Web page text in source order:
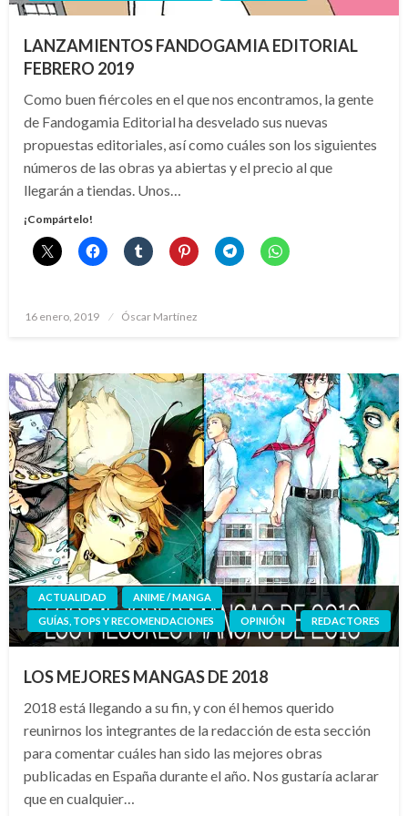
LANZAMIENTOS FANDOGAMIA EDITORIAL
FEBRERO 2019
Como buen fiércoles en el que nos encontramos, la gente
de Fandogamia Editorial ha desvelado sus nuevas
propuestas editoriales, así como cuáles son los siguientes
números de las obras ya abiertas y el precio al que
llegarán a tiendas. Unos…
¡Compártelo!
Publicado
16 enero, 2019 Óscar Martínez
ACTUALIDAD
ANIME / MANGA
GUÍAS, TOPS Y RECOMENDACIONES
OPINIÓN REDACTORES
LOS MEJORES MANGAS DE 2018
2018 está llegando a su fin, y con él hemos querido
reunirnos los integrantes de la redacción de esta sección
para comentar cuáles han sido las mejores obras
publicadas en España durante el año. Nos gustaría aclarar
que en cualquier…